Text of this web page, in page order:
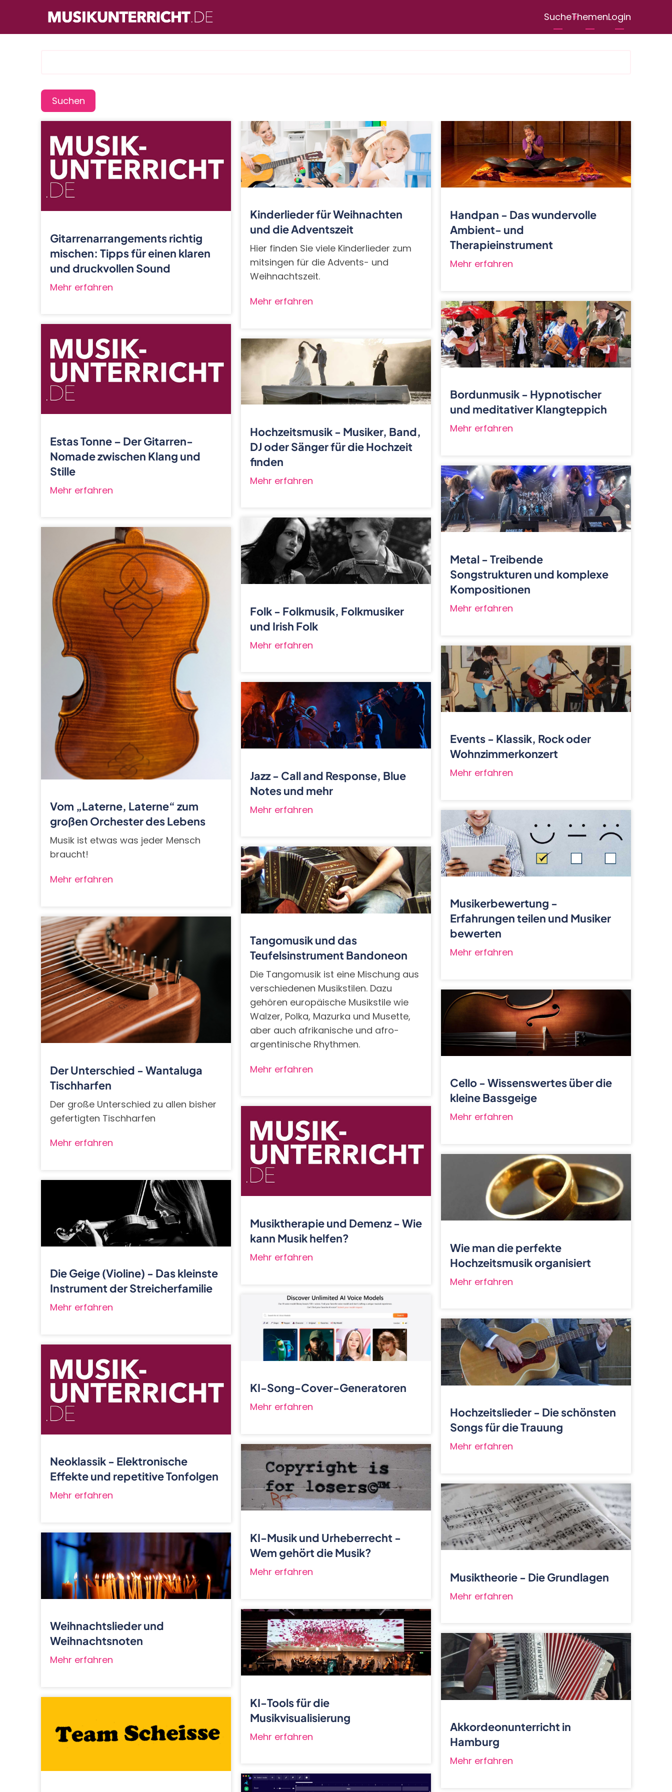
Inhalt
User
menu
SucheThemenLogin
Gitarrenarrangements richtig
mischen: Tipps für einen klaren
und druckvollen Sound
Mehr erfahren
Estas Tonne – Der Gitarren-
Nomade zwischen Klang und
Stille
Mehr erfahren
Vom „Laterne, Laterne“ zum
großen Orchester des Lebens
Musik ist etwas was jeder Mensch
braucht!
Mehr erfahren
Der Unterschied - Wantaluga
Tischharfen
Der große Unterschied zu allen bisher
gefertigten Tischharfen
Mehr erfahren
Die Geige (Violine) - Das kleinste
Instrument der Streicherfamilie
Mehr erfahren
Neoklassik - Elektronische
Effekte und repetitive Tonfolgen
Mehr erfahren
Weihnachtslieder und
Weihnachtsnoten
Mehr erfahren
Kinderlieder für Weihnachten
und die Adventszeit
Hier finden Sie viele Kinderlieder zum
mitsingen für die Advents- und
Weihnachtszeit.
Mehr erfahren
Hochzeitsmusik - Musiker, Band,
DJ oder Sänger für die Hochzeit
finden
Mehr erfahren
Folk - Folkmusik, Folkmusiker
und Irish Folk
Mehr erfahren
Jazz - Call and Response, Blue
Notes und mehr
Mehr erfahren
Tangomusik und das
Teufelsinstrument Bandoneon
Die Tangomusik ist eine Mischung aus
verschiedenen Musikstilen. Dazu
gehören europäische Musikstile wie
Walzer, Polka, Mazurka und Musette,
aber auch afrikanische und afro-
argentinische Rhythmen.
Mehr erfahren
Musiktherapie und Demenz - Wie
kann Musik helfen?
Mehr erfahren
KI-Song-Cover-Generatoren
Mehr erfahren
KI-Musik und Urheberrecht -
Wem gehört die Musik?
Mehr erfahren
KI-Tools für die
Musikvisualisierung
Mehr erfahren
Handpan - Das wundervolle
Ambient- und
Therapieinstrument
Mehr erfahren
Bordunmusik - Hypnotischer
und meditativer Klangteppich
Mehr erfahren
Metal - Treibende
Songstrukturen und komplexe
Kompositionen
Mehr erfahren
Events - Klassik, Rock oder
Wohnzimmerkonzert
Mehr erfahren
Musikerbewertung -
Erfahrungen teilen und Musiker
bewerten
Mehr erfahren
Cello - Wissenswertes über die
kleine Bassgeige
Mehr erfahren
Wie man die perfekte
Hochzeitsmusik organisiert
Mehr erfahren
Hochzeitslieder - Die schönsten
Songs für die Trauung
Mehr erfahren
Musiktheorie - Die Grundlagen
Mehr erfahren
Akkordeonunterricht in
Hamburg
Mehr erfahren